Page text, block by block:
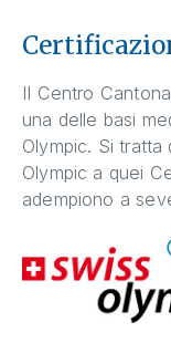
Il Centro
una delle basi
Olympic. Si tratta
Olympic a quei
adempiono a